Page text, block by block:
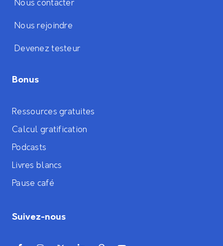
Nous contacter
Nous rejoindre
Devenez testeur
Bonus
Ressources gratuites
Calcul gratification
Podcasts
Livres blancs
Pause café
Suivez-nous